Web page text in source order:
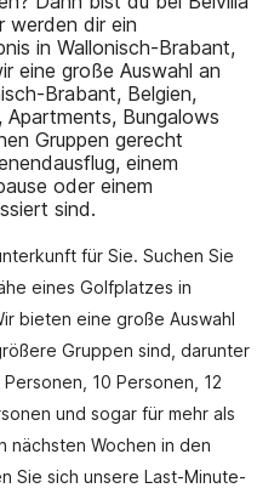
werden dir ein
in Wallonisch-Brabant,
eine große Auswahl an
Brabant, Belgien,
Apartments, Bungalows
Gruppen gerecht
einem
oder einem
sind.
für Sie. Suchen Sie
eines Golfplatzes in
bieten eine große Auswahl
Gruppen sind, darunter
10 Personen, 12
und sogar für mehr als
nächsten Wochen in den
Sie sich unsere Last-Minute-